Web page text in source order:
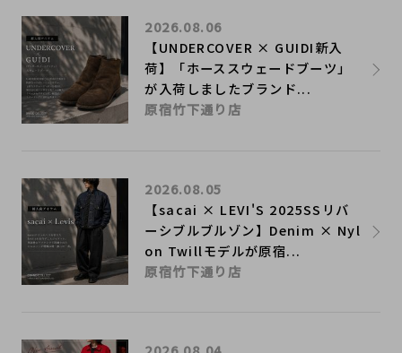
【UNDERCOVER × GUIDI新入
荷】「ホーススウェードブーツ」
が入荷しましたブランド...
2026.08.06
原宿竹下通り店
【sacai × LEVI'S 2025SSリバ
ーシブルブルゾン】Denim × Nyl
on Twillモデルが原宿...
2026.08.05
原宿竹下通り店